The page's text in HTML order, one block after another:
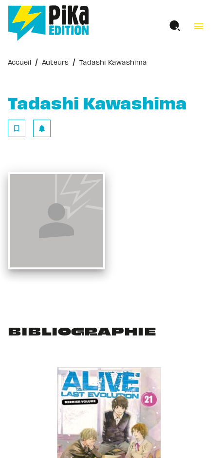
MENU RECHERCHE
PIED DE PAGE
menu
Accueil / Auteurs / Tadashi Kawashima
Tadashi Kawashima
bookmark_border notifications
BIBLIOGRAPHIE